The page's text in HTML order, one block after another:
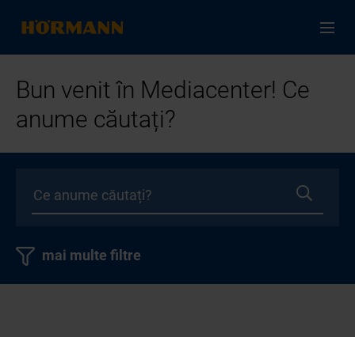
Bun venit în Mediacenter! Ce
anume căutați?
mai multe filtre